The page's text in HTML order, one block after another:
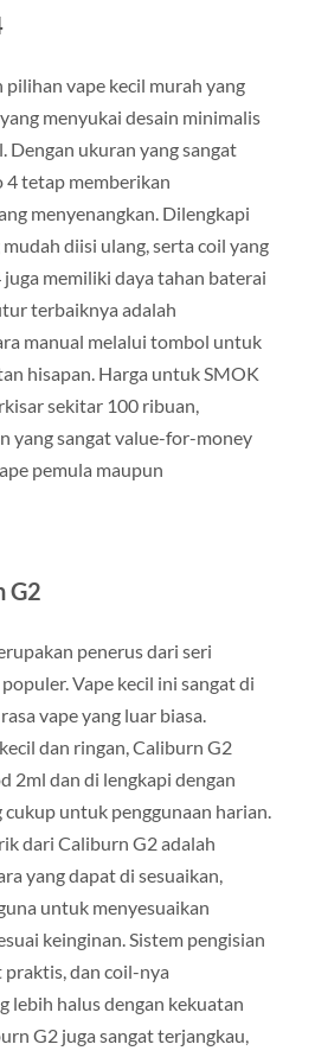
vape kecil murah yang
menyukai desain minimalis
Dengan ukuran yang sangat
4 tetap memberikan
menyenangkan. Dilengkapi
diisi ulang, serta coil yang
memiliki daya tahan baterai
terbaiknya adalah
manual melalui tombol untuk
hisapan. Harga untuk SMOK
sekitar 100 ribuan,
yang sangat value-for-money
pemula maupun
G2
penerus dari seri
Vape kecil ini sangat di
vape yang luar biasa.
dan ringan, Caliburn G2
2ml dan di lengkapi dengan
untuk penggunaan harian.
dari Caliburn G2 adalah
yang dapat di sesuaikan,
untuk menyesuaikan
keinginan. Sistem pengisian
dan coil-nya
lebih halus dengan kekuatan
G2 juga sangat terjangkau,